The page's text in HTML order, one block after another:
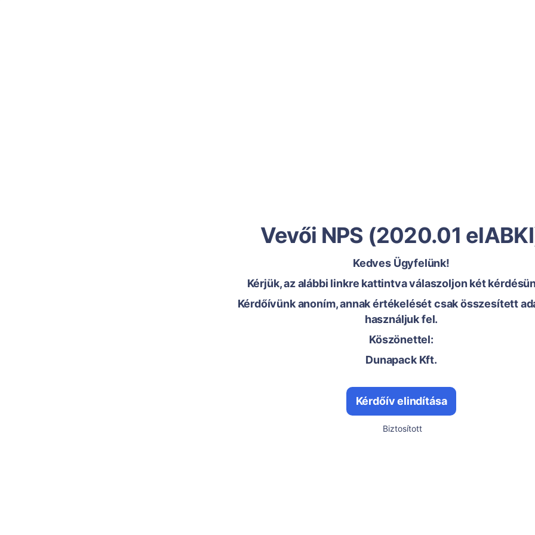
Vevői NPS (2020.01
Kedves Ügyfelünk!
Kérjük, az alábbi linkre kattintva válaszoljon két
Kérdőívünk anoním, annak értékelését csak összesített
használjuk fel.
Köszönettel:
Dunapack Kft.
Kérdőív elindítása
Biztosított